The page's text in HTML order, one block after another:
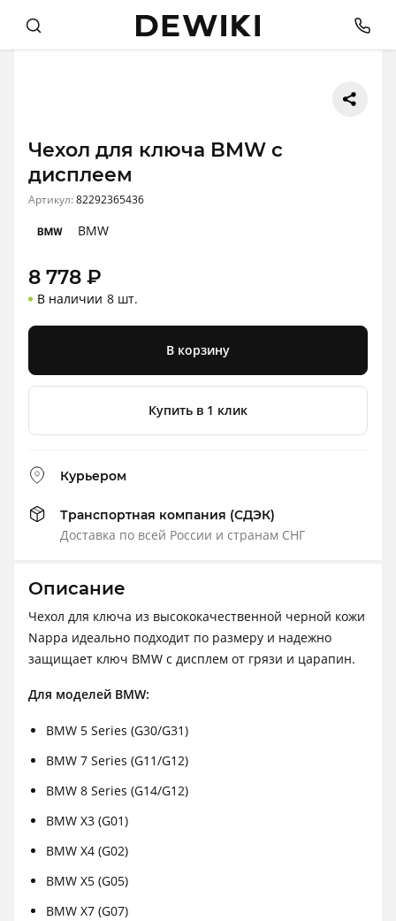
Чехол для ключа BMW с
дисплеем
Артикул:82292365436
BMW
8 778 ₽
В наличии 8 шт.
В корзину
Купить в 1 клик
Курьером
Транспортная компания (СДЭК)
Доставка по всей России и странам СНГ
Описание
Чехол для ключа из высококачественной черной кожи
Nappa идеально подходит по размеру и надежно
защищает ключ BMW с дисплем от грязи и царапин.
Для моделей BMW:
BMW 5 Series (G30/G31)
BMW 7 Series (G11/G12)
BMW 8 Series (G14/G12)
BMW X3 (G01)
BMW X4 (G02)
BMW X5 (G05)
BMW X7 (G07)